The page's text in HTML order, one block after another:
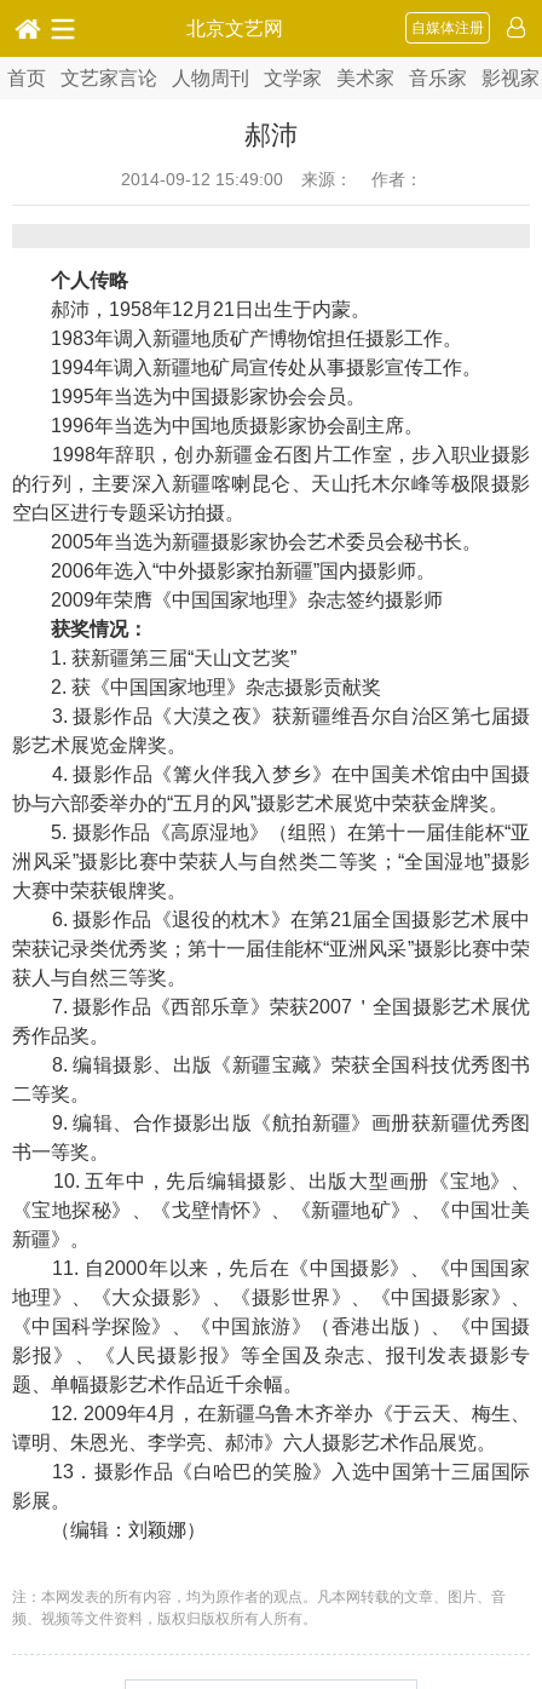
北京文艺网 自媒体注册
首页 文艺家言论 人物周刊 文学家 美术家 音乐家 影视家
郝沛
2014-09-12 15:49:00 来源： 作者：
个人传略
郝沛，1958年12月21日出生于内蒙。
1983年调入新疆地质矿产博物馆担任摄影工作。
1994年调入新疆地矿局宣传处从事摄影宣传工作。
1995年当选为中国摄影家协会会员。
1996年当选为中国地质摄影家协会副主席。
1998年辞职，创办新疆金石图片工作室，步入职业摄影
的行列，主要深入新疆喀喇昆仑、天山托木尔峰等极限摄影
空白区进行专题采访拍摄。
2005年当选为新疆摄影家协会艺术委员会秘书长。
2006年选入“中外摄影家拍新疆”国内摄影师。
2009年荣膺《中国国家地理》杂志签约摄影师
获奖情况：
1. 获新疆第三届“天山文艺奖”
2. 获《中国国家地理》杂志摄影贡献奖
3. 摄影作品《大漠之夜》获新疆维吾尔自治区第七届摄
影艺术展览金牌奖。
4. 摄影作品《篝火伴我入梦乡》在中国美术馆由中国摄
协与六部委举办的“五月的风”摄影艺术展览中荣获金牌奖。
5. 摄影作品《高原湿地》（组照）在第十一届佳能杯“亚
洲风采”摄影比赛中荣获人与自然类二等奖；“全国湿地”摄影
大赛中荣获银牌奖。
6. 摄影作品《退役的枕木》在第21届全国摄影艺术展中
荣获记录类优秀奖；第十一届佳能杯“亚洲风采”摄影比赛中荣
获人与自然三等奖。
7. 摄影作品《西部乐章》荣获2007＇全国摄影艺术展优
秀作品奖。
8. 编辑摄影、出版《新疆宝藏》荣获全国科技优秀图书
二等奖。
9. 编辑、合作摄影出版《航拍新疆》画册获新疆优秀图
书一等奖。
10. 五年中，先后编辑摄影、出版大型画册《宝地》、
《宝地探秘》、《戈壁情怀》、《新疆地矿》、《中国壮美
新疆》。
11. 自2000年以来，先后在《中国摄影》、《中国国家
地理》、《大众摄影》、《摄影世界》、《中国摄影家》、
《中国科学探险》、《中国旅游》（香港出版）、《中国摄
影报》、《人民摄影报》等全国及杂志、报刊发表摄影专
题、单幅摄影艺术作品近千余幅。
12. 2009年4月，在新疆乌鲁木齐举办《于云天、梅生、
谭明、朱恩光、李学亮、郝沛》六人摄影艺术作品展览。
13．摄影作品《白哈巴的笑脸》入选中国第十三届国际
影展。
（编辑：刘颖娜）
注：本网发表的所有内容，均为原作者的观点。凡本网转载的文章、图片、音
频、视频等文件资料，版权归版权所有人所有。